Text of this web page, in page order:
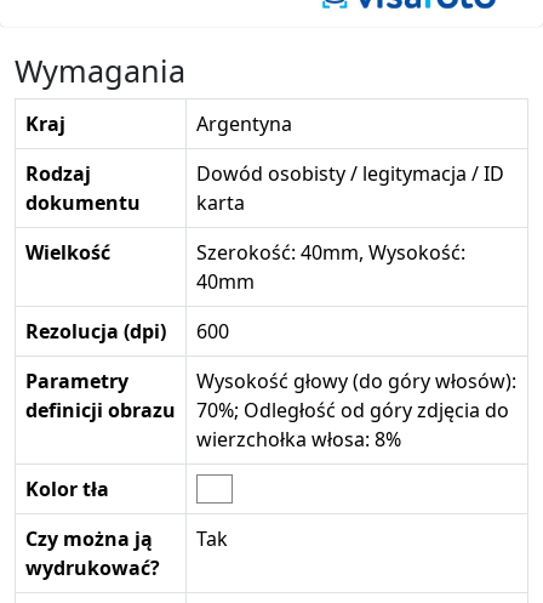
Wymagania
Kraj
Argentyna
Rodzaj
dokumentu
Dowód osobisty / legitymacja / ID
karta
Wielkość
Szerokość: 40mm, Wysokość:
40mm
Rezolucja (dpi)
600
Parametry
definicji obrazu
Wysokość głowy (do góry włosów):
70%; Odległość od góry zdjęcia do
wierzchołka włosa: 8%
Kolor tła
Czy można ją
wydrukować?
Tak